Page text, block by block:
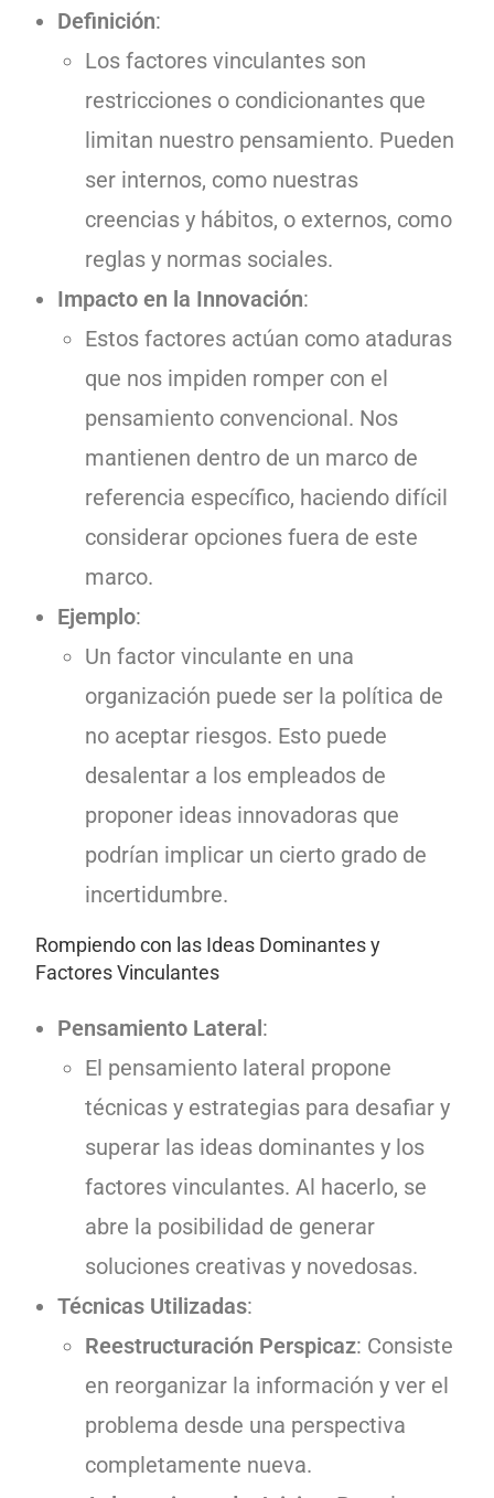
Definición:
Los factores vinculantes son
restricciones o condicionantes que
limitan nuestro pensamiento. Pueden
ser internos, como nuestras
creencias y hábitos, o externos, como
reglas y normas sociales.
Impacto en la Innovación:
Estos factores actúan como ataduras
que nos impiden romper con el
pensamiento convencional. Nos
mantienen dentro de un marco de
referencia específico, haciendo difícil
considerar opciones fuera de este
marco.
Ejemplo:
Un factor vinculante en una
organización puede ser la política de
no aceptar riesgos. Esto puede
desalentar a los empleados de
proponer ideas innovadoras que
podrían implicar un cierto grado de
incertidumbre.
Rompiendo con las Ideas Dominantes y
Factores Vinculantes
Pensamiento Lateral:
El pensamiento lateral propone
técnicas y estrategias para desafiar y
superar las ideas dominantes y los
factores vinculantes. Al hacerlo, se
abre la posibilidad de generar
soluciones creativas y novedosas.
Técnicas Utilizadas:
Reestructuración Perspicaz: Consiste
en reorganizar la información y ver el
problema desde una perspectiva
completamente nueva.